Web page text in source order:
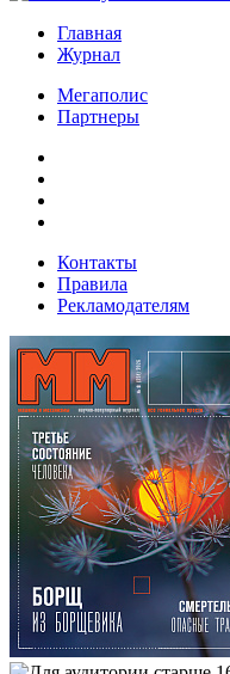
Главная
Журнал
Мегаполис
Партнеры
Контакты
Правила
Рекламодателям